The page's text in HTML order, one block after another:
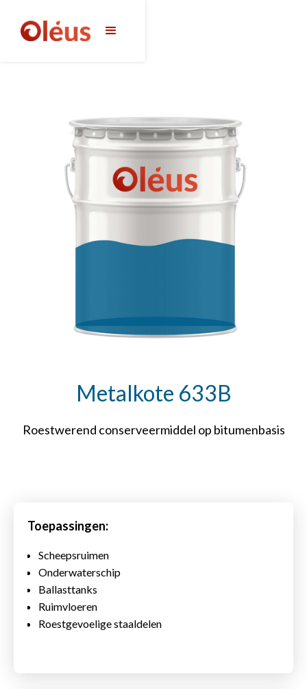
Metalkote 633B
Roestwerend conserveermiddel op bitumenbasis
Toepassingen:
Scheepsruimen
Onderwaterschip
Ballasttanks
Ruimvloeren
Roestgevoelige staaldelen